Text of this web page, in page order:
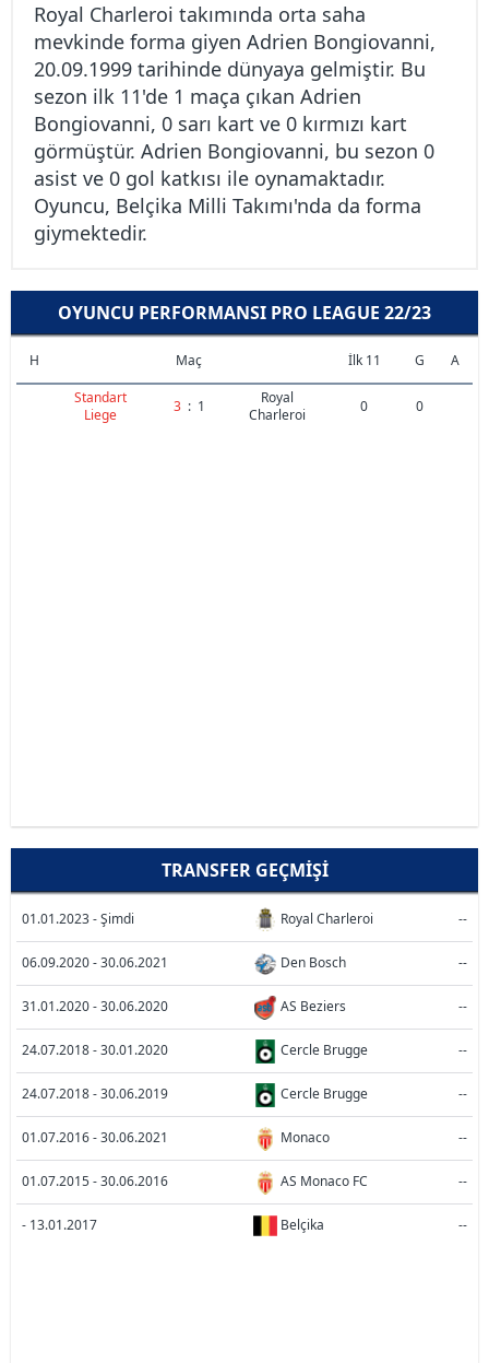
Royal Charleroi takımında orta saha
mevkinde forma giyen Adrien Bongiovanni,
20.09.1999 tarihinde dünyaya gelmiştir. Bu
sezon ilk 11'de 1 maça çıkan Adrien
Bongiovanni, 0 sarı kart ve 0 kırmızı kart
görmüştür. Adrien Bongiovanni, bu sezon 0
asist ve 0 gol katkısı ile oynamaktadır.
Oyuncu, Belçika Milli Takımı'nda da forma
giymektedir.
OYUNCU PERFORMANSI PRO LEAGUE 22/23
H Maç İlk 11 G
A
Standart
Liege
3 : 1
Royal
Charleroi
0 0
TRANSFER GEÇMIŞI
01.01.2023 - Şimdi Royal Charleroi --
06.09.2020 - 30.06.2021 Den Bosch --
31.01.2020 - 30.06.2020 AS Beziers --
24.07.2018 - 30.01.2020 Cercle Brugge --
24.07.2018 - 30.06.2019 Cercle Brugge --
01.07.2016 - 30.06.2021 Monaco --
01.07.2015 - 30.06.2016 AS Monaco FC --
- 13.01.2017 Belçika --